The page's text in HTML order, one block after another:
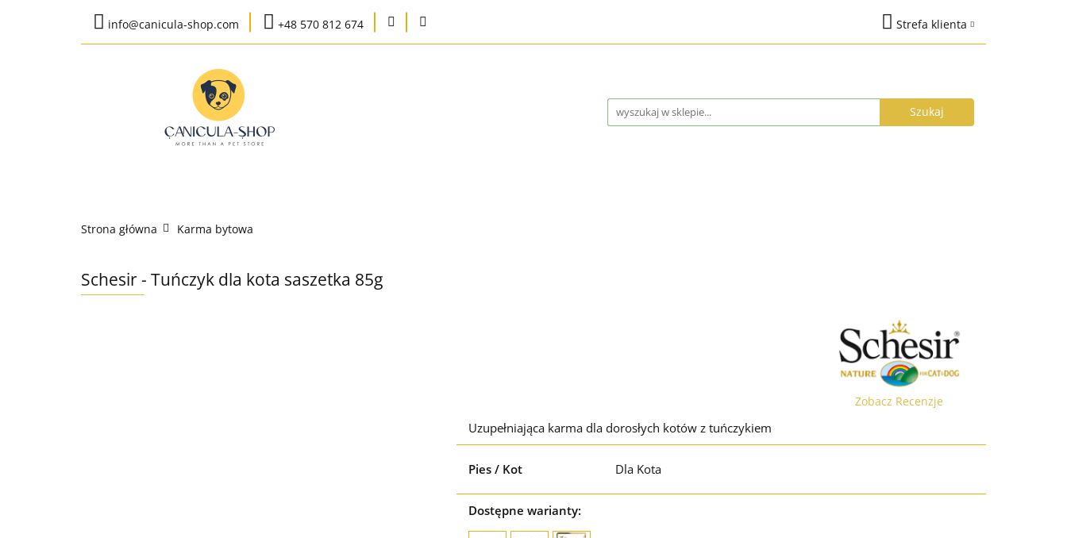
info@canicula-shop.com +48 570 812 674 Strefa klienta
Zgody cookies
Karma weterynaryjna Karma bytowa
Wysyłka do 24h
Bestsellery
Strona główna Karma bytowa
Schesir - Tuńczyk dla kota saszetka 85g
Zobacz Recenzje
Uzupełniająca karma dla dorosłych kotów z tuńczykiem
Pies / Kot Dla Kota
Dostępne warianty: